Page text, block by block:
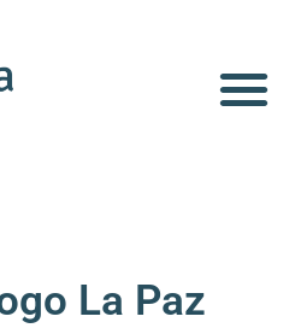
La Paz